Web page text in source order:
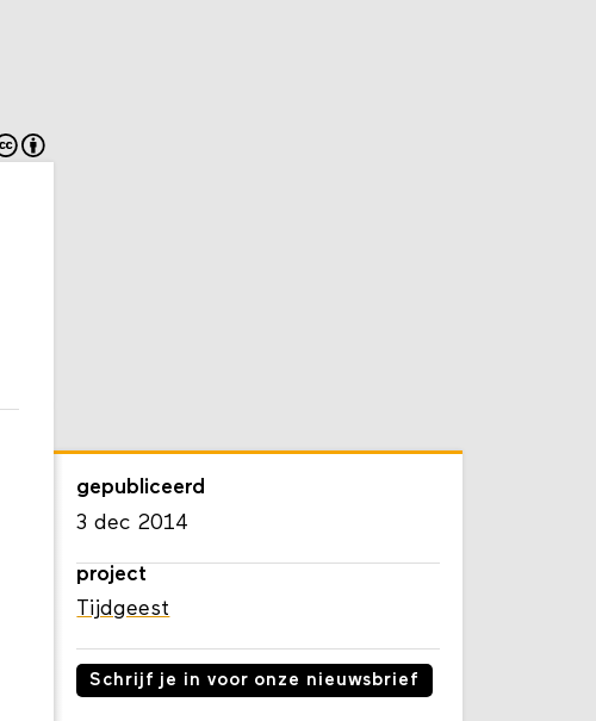
gepubliceerd
3 dec 2014
project
Tijdgeest
Schrijf je in voor onze nieuwsbrief